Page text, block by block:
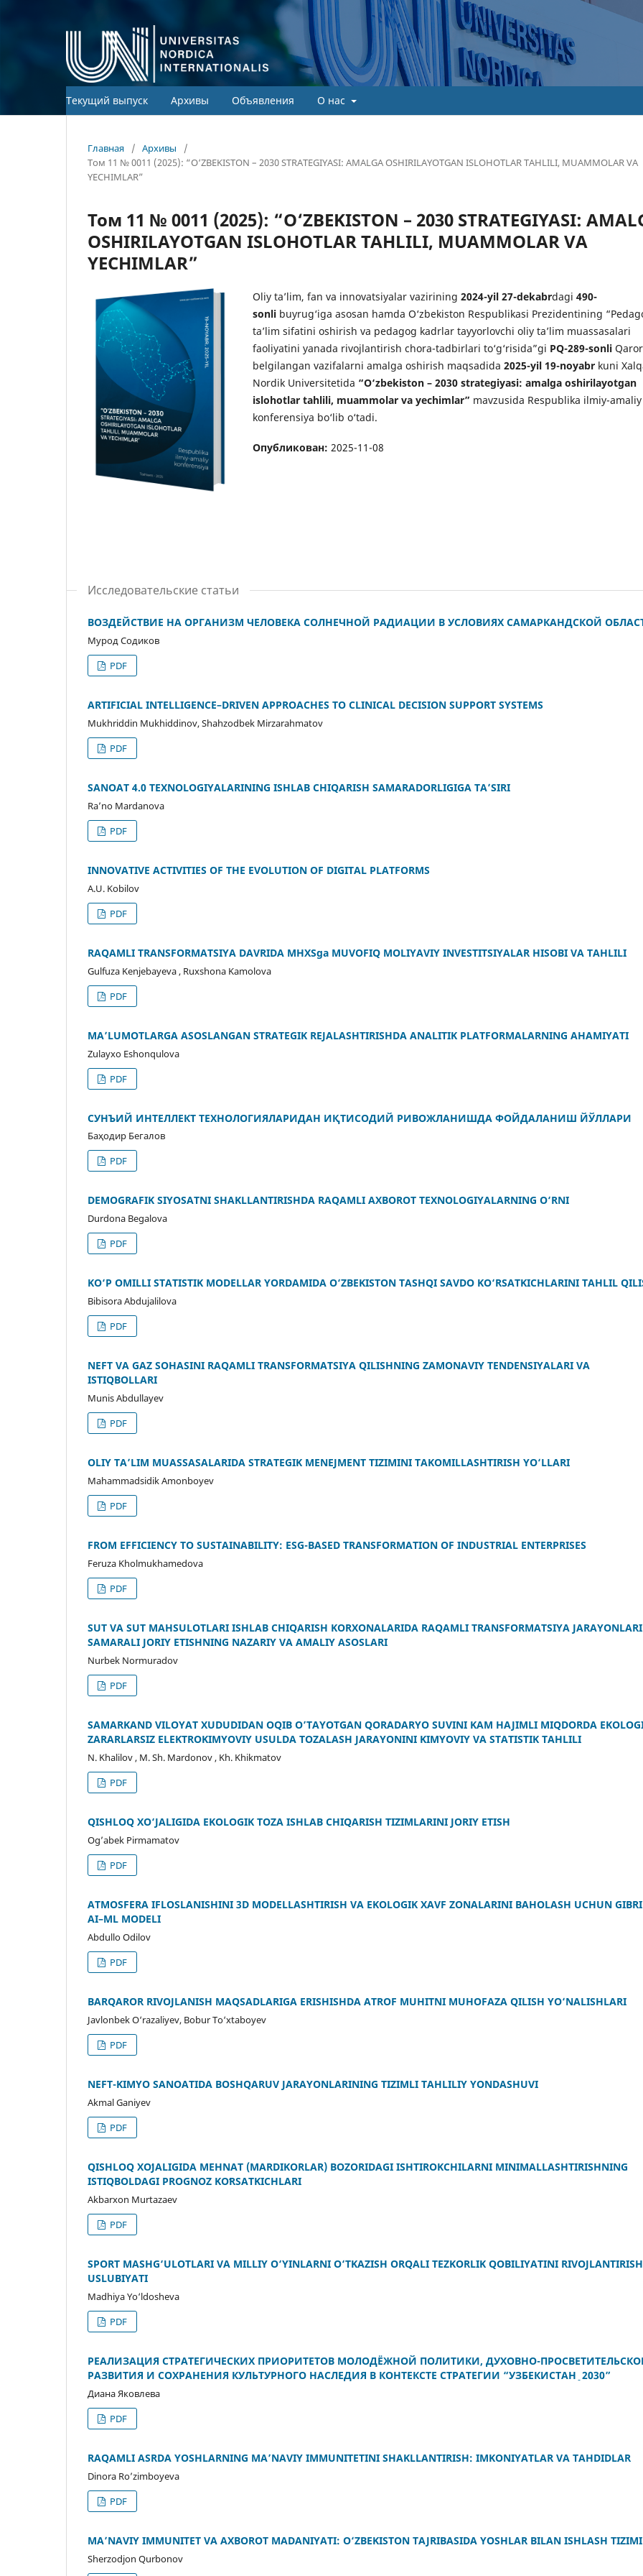
Текущий выпуск Архивы Объявления О нас
Главная / Архивы
/
Том 11 № 0011 (2025): “O‘ZBEKISTON – 2030 STRATEGIYASI: AMALGA OSHIRILAYOTGAN ISLOHOTLAR TAHLILI, MUAMMOLAR VA
YECHIMLAR”
Том 11 № 0011 (2025): “O‘ZBEKISTON – 2030 STRATEGIYASI:
OSHIRILAYOTGAN ISLOHOTLAR TAHLILI, MUAMMOLAR VA
YECHIMLAR”
Oliy ta’lim, fan va innovatsiyalar vazirining 2024-yil 27-dekabrdagi 490-
sonli buyrug‘iga asosan hamda O‘zbekiston Respublikasi Prezidentining
ta’lim sifatini oshirish va pedagog kadrlar tayyorlovchi oliy ta’lim muassasalari
faoliyatini yanada rivojlantirish chora-tadbirlari to‘g‘risida”gi PQ-289-sonli
belgilangan vazifalarni amalga oshirish maqsadida 2025-yil 19-noyabr kuni
Nordik Universitetida “O‘zbekiston – 2030 strategiyasi: amalga oshirilayotgan
islohotlar tahlili, muammolar va yechimlar” mavzusida Respublika ilmiy-amaliy
konferensiya bo‘lib o‘tadi.
Опубликован: 2025-11-08
Исследовательские статьи
ВОЗДЕЙСТВИЕ НА ОРГАНИЗМ ЧЕЛОВЕКА СОЛНЕЧНОЙ РАДИАЦИИ В УСЛОВИЯХ САМАРКАНДСКОЙ
Мурод Содиков
PDF
ARTIFICIAL INTELLIGENCE–DRIVEN APPROACHES TO CLINICAL DECISION SUPPORT SYSTEMS
Mukhriddin Mukhiddinov, Shahzodbek Mirzarahmatov
PDF
SANOAT 4.0 TEXNOLOGIYALARINING ISHLAB CHIQARISH SAMARADORLIGIGA TA’SIRI
Ra’no Mardanova
PDF
INNOVATIVE ACTIVITIES OF THE EVOLUTION OF DIGITAL PLATFORMS
A.U. Kobilov
PDF
RAQAMLI TRANSFORMATSIYA DAVRIDA MHXSga MUVOFIQ MOLIYAVIY INVESTITSIYALAR HISOBI VA TAHLILI
Gulfuza Kenjebayeva , Ruxshona Kamolova
PDF
MA’LUMOTLARGA ASOSLANGAN STRATEGIK REJALASHTIRISHDA ANALITIK PLATFORMALARNING AHAMIYATI
Zulayxo Eshonqulova
PDF
СУНЪИЙ ИНТЕЛЛЕКТ ТЕХНОЛОГИЯЛАРИДАН ИҚТИСОДИЙ РИВОЖЛАНИШДА ФОЙДАЛАНИШ ЙЎЛЛАРИ
Баҳодир Бегалов
PDF
DEMOGRAFIK SIYOSATNI SHAKLLANTIRISHDA RAQAMLI AXBOROT TEXNOLOGIYALARNING O‘RNI
Durdona Begalova
PDF
KO‘P OMILLI STATISTIK MODELLAR YORDAMIDA O‘ZBEKISTON TASHQI SAVDO KO‘RSATKICHLARINI TAHLIL
Bibisora Abdujalilova
PDF
NEFT VA GAZ SOHASINI RAQAMLI TRANSFORMATSIYA QILISHNING ZAMONAVIY TENDENSIYALARI VA
ISTIQBOLLARI
Munis Abdullayev
PDF
OLIY TA’LIM MUASSASALARIDA STRATEGIK MENEJMENT TIZIMINI TAKOMILLASHTIRISH YO‘LLARI
Mahammadsidik Amonboyev
PDF
FROM EFFICIENCY TO SUSTAINABILITY: ESG-BASED TRANSFORMATION OF INDUSTRIAL ENTERPRISES
Feruza Kholmukhamedova
PDF
SUT VA SUT MAHSULOTLARI ISHLAB CHIQARISH KORXONALARIDA RAQAMLI TRANSFORMATSIYA
SAMARALI JORIY ETISHNING NAZARIY VA AMALIY ASOSLARI
Nurbek Normuradov
PDF
SAMARKAND VILOYAT XUDUDIDAN OQIB O’TAYOTGAN QORADARYO SUVINI KAM HAJIMLI MIQDORDA
ZARARLARSIZ ELEKTROKIMYOVIY USULDA TOZALASH JARAYONINI KIMYOVIY VA STATISTIK TAHLILI
N. Khalilov , M. Sh. Mardonov , Kh. Khikmatov
PDF
QISHLOQ XO‘JALIGIDA EKOLOGIK TOZA ISHLAB CHIQARISH TIZIMLARINI JORIY ETISH
Og’abek Pirmamatov
PDF
ATMOSFERA IFLOSLANISHINI 3D MODELLASHTIRISH VA EKOLOGIK XAVF ZONALARINI BAHOLASH UCHUN
AI–ML MODELI
Abdullo Odilov
PDF
BARQAROR RIVOJLANISH MAQSADLARIGA ERISHISHDA ATROF MUHITNI MUHOFAZA QILISH YO‘NALISHLARI
Javlonbek O‘razaliyev, Bobur To‘xtaboyev
PDF
NEFT-KIMYO SANOATIDA BOSHQARUV JARAYONLARINING TIZIMLI TAHLILIY YONDASHUVI
Akmal Ganiyev
PDF
QISHLOQ XOʻJALIGIDA MEHNAT (MARDIKORLAR) BOZORIDAGI ISHTIROKCHILARNI MINIMALLASHTIRISHNING
ISTIQBOLDAGI PROGNOZ KOʻRSATKICHLARI
Akbarxon Murtazaev
PDF
SPORT MASHG‘ULOTLARI VA MILLIY O‘YINLARNI O‘TKAZISH ORQALI TEZKORLIK QOBILIYATINI RIVOJLANTIRISH
USLUBIYATI
Madhiya Yo‘ldosheva
PDF
РЕАЛИЗАЦИЯ СТРАТЕГИЧЕСКИХ ПРИОРИТЕТОВ МОЛОДЁЖНОЙ ПОЛИТИКИ, ДУХОВНО-
РАЗВИТИЯ И СОХРАНЕНИЯ КУЛЬТУРНОГО НАСЛЕДИЯ В КОНТЕКСТЕ СТРАТЕГИИ “УЗБЕКИСТАН ˗ 2030”
Диана Яковлева
PDF
RAQAMLI ASRDA YOSHLARNING MA’NAVIY IMMUNITETINI SHAKLLANTIRISH: IMKONIYATLAR VA TAHDIDLAR
Dinora Ro’zimboyeva
PDF
MA’NAVIY IMMUNITET VA AXBOROT MADANIYATI: O‘ZBEKISTON TAJRIBASIDA YOSHLAR BILAN ISHLASH TIZIMI
Sherzodjon Qurbonov